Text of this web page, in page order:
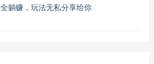
全躺赚，玩法无私分享给你